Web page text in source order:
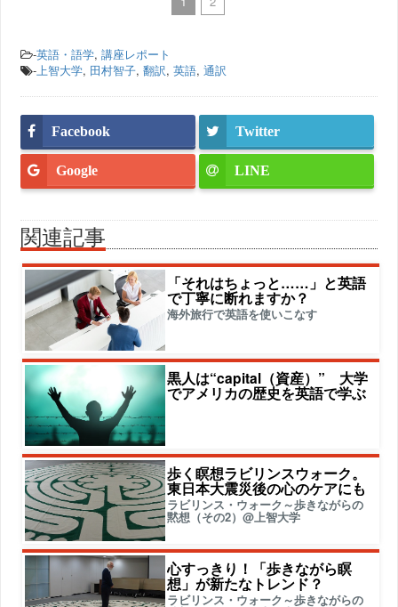
-英語・語学,講座レポート
-上智大学, 田村智子,翻訳,英語,通訳
Facebook Twitter
Google LINE
関連記事
「それはちょっと……」と英語
で丁寧に断れますか？
海外旅行で英語を使いこなす
黒人は“capital（資産）” 大学
でアメリカの歴史を英語で学ぶ
歩く瞑想ラビリンスウォーク。
東日本大震災後の心のケアにも
ラビリンス・ウォーク～歩きながらの
黙想（その2）@上智大学
心すっきり！「歩きながら瞑
想」が新たなトレンド？
ラビリンス・ウォーク～歩きながらの